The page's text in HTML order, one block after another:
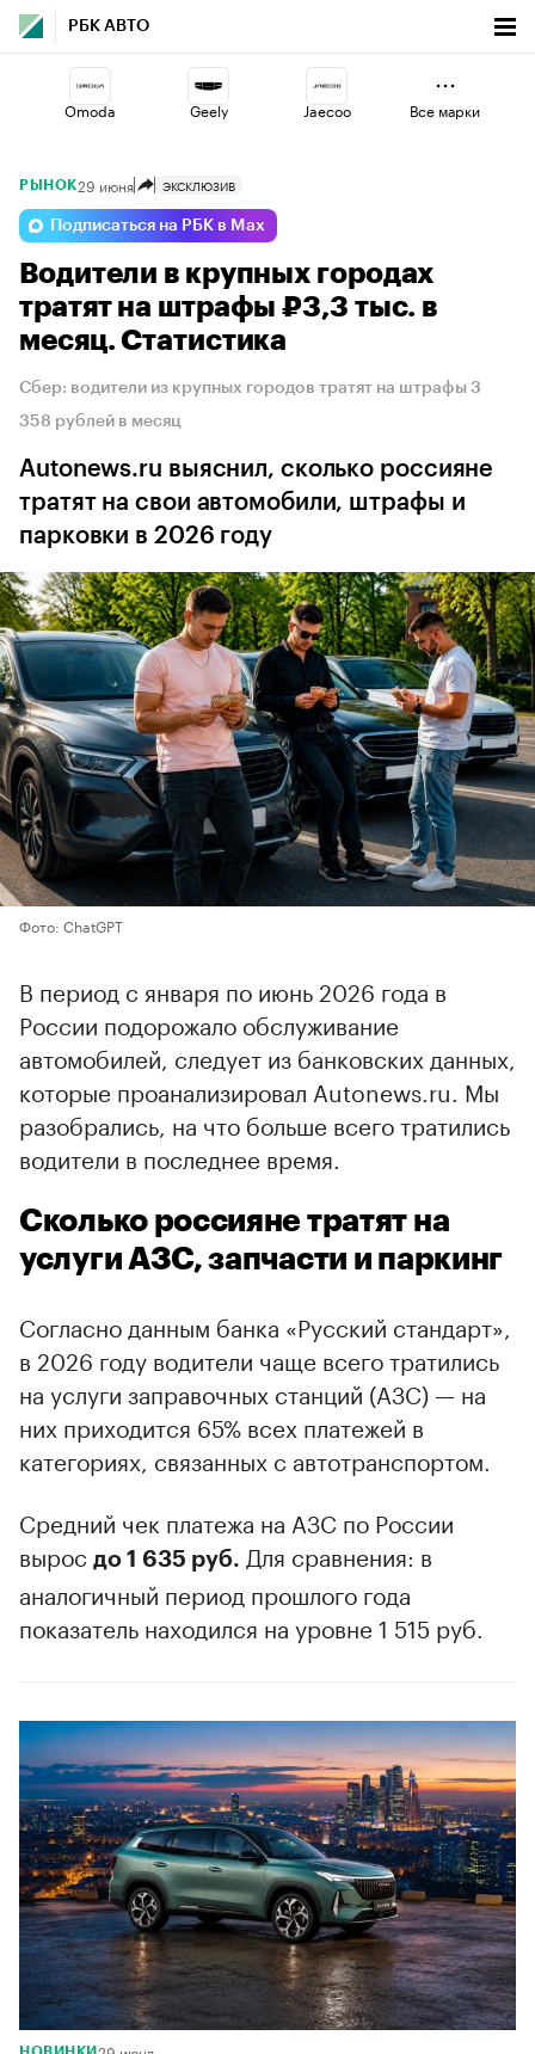
РБК АВТО
Omoda Geely Jaecoo
Haval Volga
Changan Lada Esteo
Все марки
РЫНОК29 июня ЭКСКЛЮЗИВ
Подписаться на РБК в Max
Водители в крупных городах
тратят на штрафы ₽3,3 тыс. в
месяц. Статистика
Сбер: водители из крупных городов тратят на штрафы 3
358 рублей в месяц
Autonews.ru выяснил, сколько россияне
тратят на свои автомобили, штрафы и
парковки в 2026 году
Фото: ChatGPT
В период с января по июнь 2026 года в
России подорожало обслуживание
автомобилей, следует из банковских данных,
которые проанализировал Autonews.ru. Мы
разобрались, на что больше всего тратились
водители в последнее время.
Сколько россияне тратят на
услуги АЗС, запчасти и паркинг
Согласно данным банка «Русский стандарт»,
в 2026 году водители чаще всего тратились
на услуги заправочных станций (АЗС) — на
них приходится 65% всех платежей в
категориях, связанных с автотранспортом.
Средний чек платежа на АЗС по России
вырос до 1 635 руб. Для сравнения: в
аналогичный период прошлого года
показатель находился на уровне 1 515 руб.